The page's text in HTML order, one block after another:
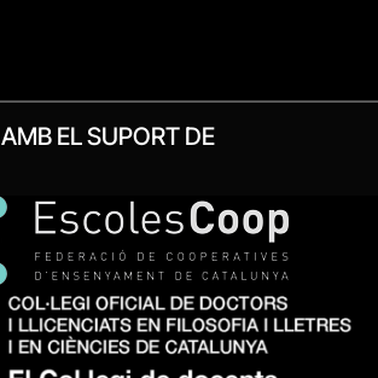
AMB EL SUPORT DE